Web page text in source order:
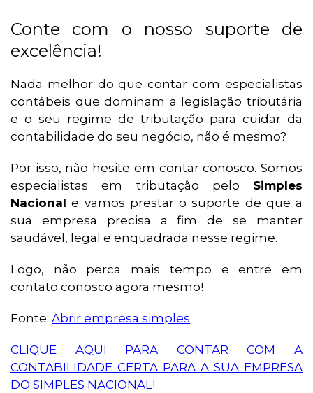
Conte com o nosso suporte de
excelência!
Nada melhor do que contar com especialistas
contábeis que dominam a legislação tributária
e o seu regime de tributação para cuidar da
contabilidade do seu negócio, não é mesmo?
Por isso, não hesite em contar conosco. Somos
especialistas em tributação pelo Simples
Nacional e vamos prestar o suporte de que a
sua empresa precisa a fim de se manter
saudável, legal e enquadrada nesse regime.
Logo, não perca mais tempo e entre em
contato conosco agora mesmo!
Fonte: Abrir empresa simples
CLIQUE AQUI PARA CONTAR COM A
CONTABILIDADE CERTA PARA A SUA EMPRESA
DO SIMPLES NACIONAL!